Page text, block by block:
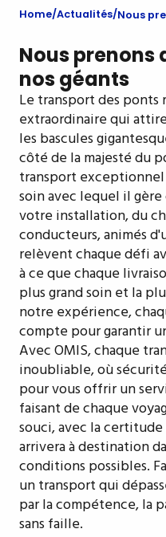
Home Actualités
Nous prenons
nos géants
Le transport des
extraordinaire qui
les bascules
côté de la majesté du
transport exceptionnel
soin avec lequel il
votre installation, du
conducteurs, animés
relèvent chaque défi
à ce que chaque
plus grand soin et la
notre expérience,
compte pour garantir
Avec OMIS, chaque
inoubliable, où
pour vous offrir un
faisant de chaque
souci, avec la
arrivera à destination
conditions possibles.
un transport qui
par la compétence, la
sans faille.